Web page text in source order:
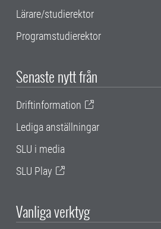
Lärare/studierektor
Programstudierektor
Senaste nytt från
Driftinformation
Lediga anställningar
SLU i media
SLU Play
Vanliga verktyg